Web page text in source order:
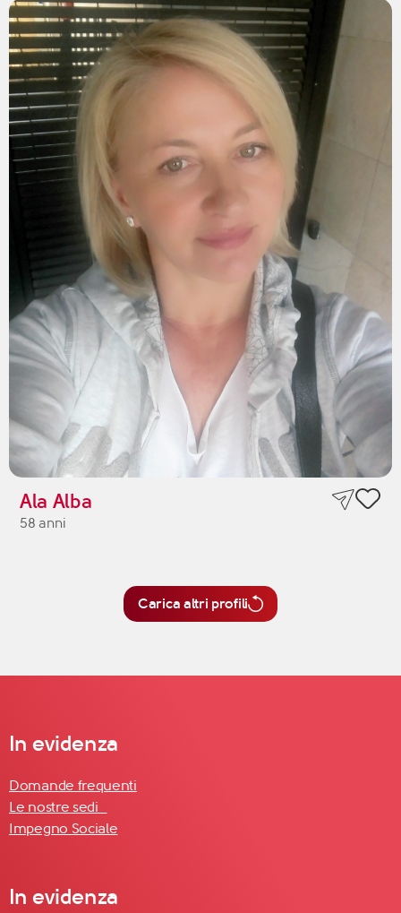
Ala Alba
58 anni
Carica altri profili
In evidenza
Domande frequenti
Le nostre sedi
Impegno Sociale
In evidenza